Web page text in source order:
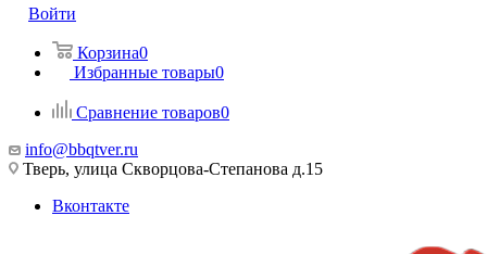
Войти
Корзина0
Избранные товары0
Сравнение товаров0
info@bbqtver.ru
Тверь, улица Скворцова-Степанова д.15
Вконтакте